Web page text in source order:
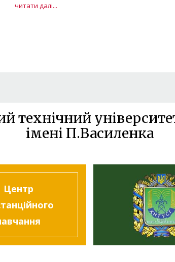
читати далі...
технічний
імені П.Василенка
Центр